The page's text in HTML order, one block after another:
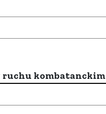
ruchu kombatanckim